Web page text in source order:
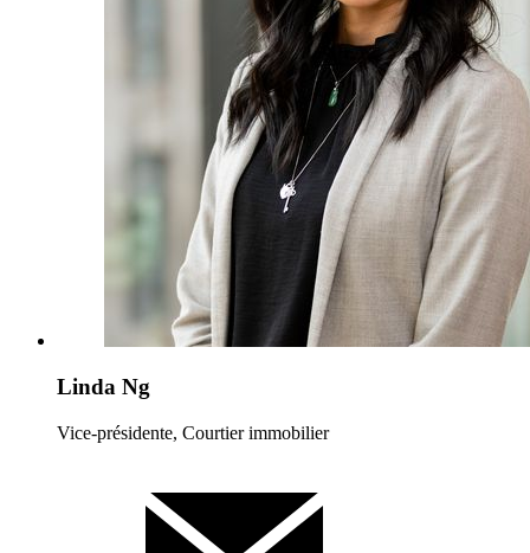
Linda Ng
Vice-présidente, Courtier immobilier